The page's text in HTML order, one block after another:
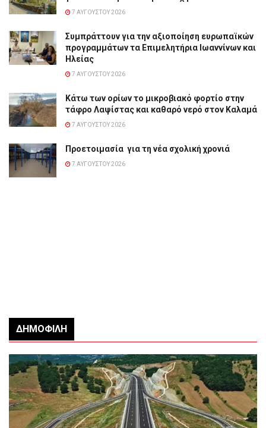
7 ΑΥΓΟΎΣΤΟΥ 2026
Συμπράττουν για την αξιοποίηση ευρωπαϊκών
προγραμμάτων τα Επιμελητήρια Ιωαννίνων και
Ηλείας
7 ΑΥΓΟΎΣΤΟΥ 2026
Κάτω των ορίων το μικροβιακό φορτίο στην
τάφρο Λαψίστας και καθαρό νερό στον Καλαμά
7 ΑΥΓΟΎΣΤΟΥ 2026
Προετοιμασία για τη νέα σχολική χρονιά
7 ΑΥΓΟΎΣΤΟΥ 2026
ΔΗΜΟΦΙΛΉ